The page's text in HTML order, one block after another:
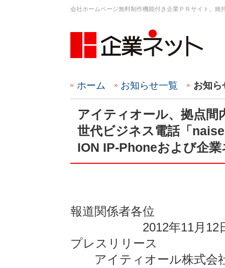
会社ホームページ無料制作機能付き企業ＰＲサイト。
ホーム お知らせ一覧 お知ら
アイティオール、拠点間
世代ビジネス電話「
ION IP-Phoneおよび企
報道関
2012年11月12
プレス
アイティオール株式会